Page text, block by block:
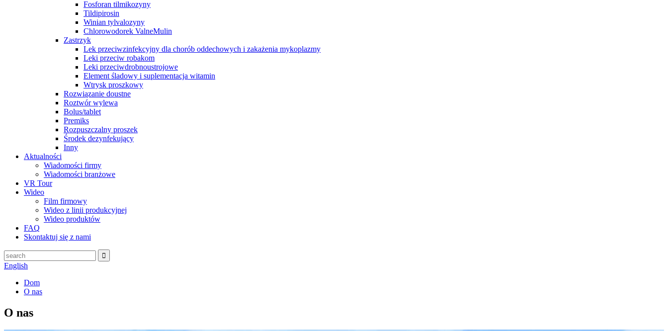
Fosforan tilmikozyny
Tildipirosin
Winian tylvalozyny
Chlorowodorek ValneMulin
Zastrzyk
Lek przeciwzinfekcyjny dla chorób oddechowych i zakażenia mykoplazmy
Leki przeciw robakom
Leki przeciwdrobnoustrojowe
Element śladowy i suplementacja witamin
Wtrysk proszkowy
Rozwiązanie doustne
Roztwór wylewa
Bolus/tablet
Premiks
Rozpuszczalny proszek
Środek dezynfekujący
Inny
Aktualności
Wiadomości firmy
Wiadomości branżowe
VR Tour
Wideo
Film firmowy
Wideo z linii produkcyjnej
Wideo produktów
FAQ
Skontaktuj się z nami
English
Dom
O nas
O nas